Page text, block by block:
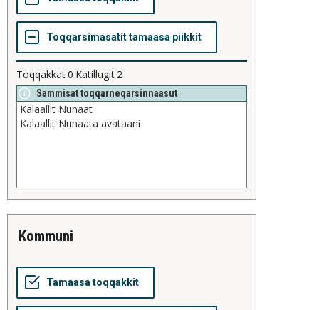
Toqqakkat0 Katillugit 2
Sammisat toqqarneqarsinnaasut
kommuni